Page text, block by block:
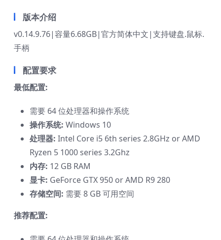
版本介绍
v0.14.9.76|容量6.68GB|官方简体中文|支持键盘.鼠标.
手柄
配置要求
最低配置:
需要 64 位处理器和操作系统
操作系统: Windows 10
处理器: Intel Core i5 6th series 2.8GHz or AMD
Ryzen 5 1000 series 3.2Ghz
内存: 12 GB RAM
显卡: GeForce GTX 950 or AMD R9 280
存储空间: 需要 8 GB 可用空间
推荐配置: